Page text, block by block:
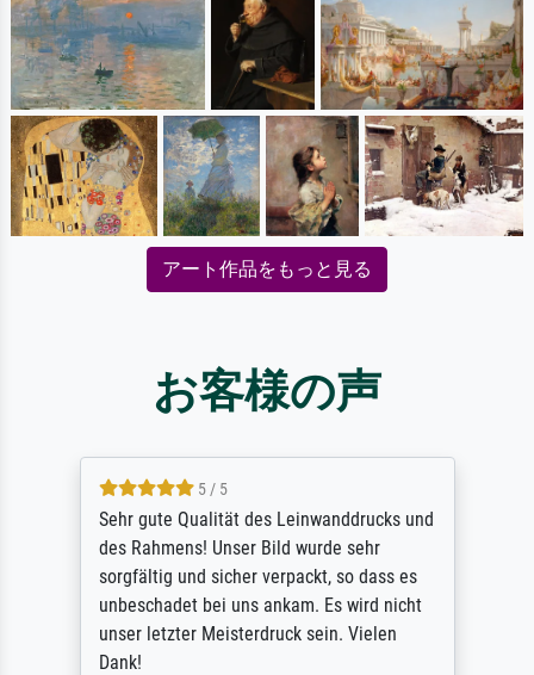
アート作品をもっと見る
お客様の声
5 / 5
Sehr gute Qualität des Leinwanddrucks und
des Rahmens! Unser Bild wurde sehr
sorgfältig und sicher verpackt, so dass es
unbeschadet bei uns ankam. Es wird nicht
unser letzter Meisterdruck sein. Vielen
Dank!